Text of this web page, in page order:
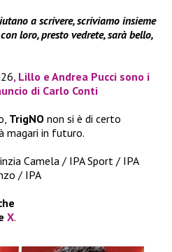
a scrivere, scriviamo insieme
loro, presto vedrete, sarà bello,
, Lillo e Andrea Pucci sono i
di Carlo Conti
TrigNO non si è di certo
magari in futuro.
Camela / IPA Sport / IPA
/ IPA
X.